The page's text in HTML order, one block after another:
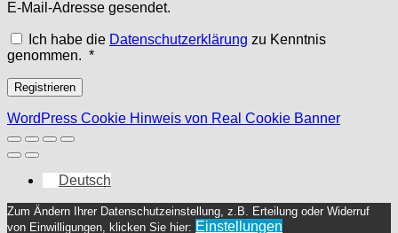
E-Mail-Adresse gesendet.
Ich habe die Datenschutzerklärung zu Kenntnis
genommen. *Erforderlich
Registrieren
WordPress Cookie Hinweis von Real Cookie Banner
Deutsch
Zum Ändern Ihrer Datenschutzeinstellung, z.B. Erteilung oder Widerruf
von Einwilligungen, klicken Sie hier: Einstellungen